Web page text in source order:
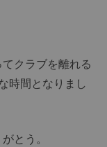
クラブを離れる
時間となりまし
とう。